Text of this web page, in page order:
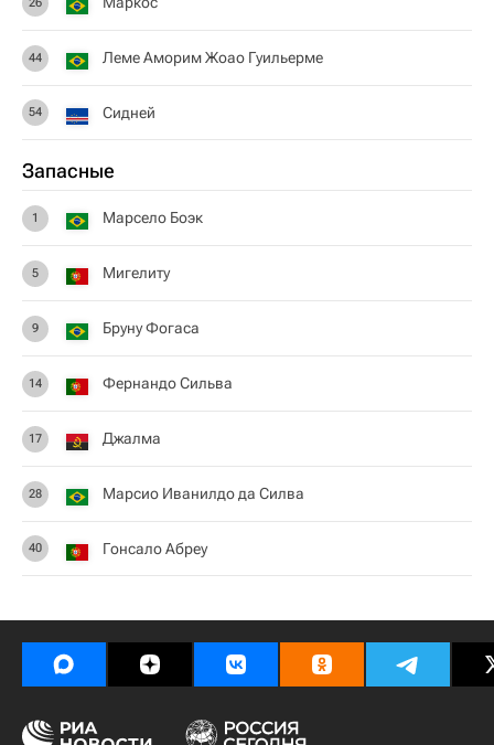
44 Леме Аморим Жоао Гуильерме
54 Сидней
Запасные
1 Марсело Боэк
5 Мигелиту
9 Бруну Фогаса
14 Фернандо Сильва
17 Джалма
28 Марсио Иванилдо да Силва
40 Гонсало Абреу